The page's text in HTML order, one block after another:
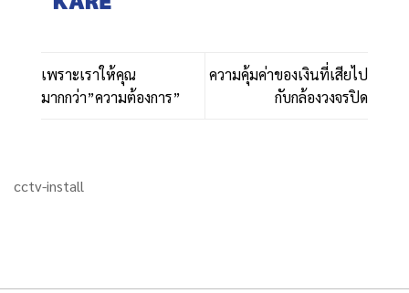
เพราะเราให้คุณ
มากกว่า”ความต้องการ”
ความคุ้มค่าของเงินที่เสียไป
กับกล้องวงจรปิด
cctv-install